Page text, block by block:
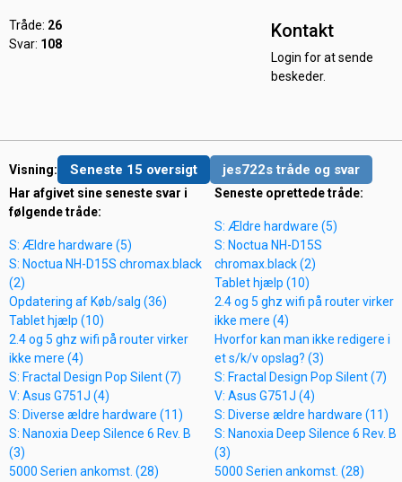
Tråde: 26
Svar: 108
Kontakt
Login for at sende
beskeder.
Visning: Seneste 15 oversigt jes722s tråde og svar
Har afgivet sine seneste svar i
følgende tråde:
S: Ældre hardware (5)
S: Noctua NH-D15S chromax.black
(2)
Opdatering af Køb/salg (36)
Tablet hjælp (10)
2.4 og 5 ghz wifi på router virker
ikke mere (4)
S: Fractal Design Pop Silent (7)
V: Asus G751J (4)
S: Diverse ældre hardware (11)
S: Nanoxia Deep Silence 6 Rev. B
(3)
5000 Serien ankomst. (28)
Seneste oprettede tråde:
S: Ældre hardware (5)
S: Noctua NH-D15S
chromax.black (2)
Tablet hjælp (10)
2.4 og 5 ghz wifi på router virker
ikke mere (4)
Hvorfor kan man ikke redigere i
et s/k/v opslag? (3)
S: Fractal Design Pop Silent (7)
V: Asus G751J (4)
S: Diverse ældre hardware (11)
S: Nanoxia Deep Silence 6 Rev. B
(3)
5000 Serien ankomst. (28)